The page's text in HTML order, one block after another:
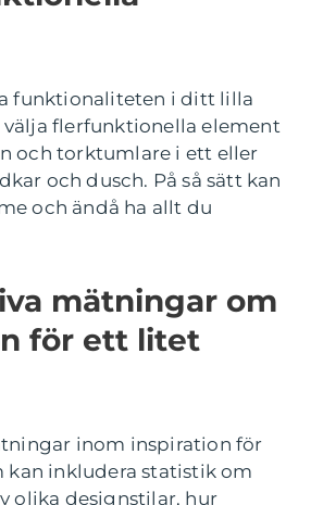
funktionaliteten i ditt lilla
flerfunktionella element
och torktumlare i ett eller
och dusch. På så sätt kan
och ändå ha allt du
mätningar om
för ett litet
inom inspiration för
inkludera statistik om
olika designstilar, hur